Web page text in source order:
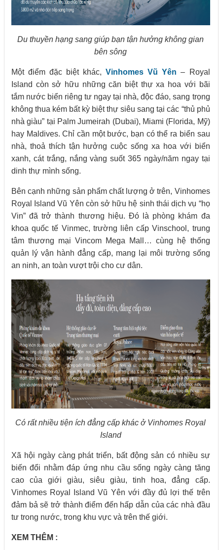
Du thuyền hạng sang giúp bạn tận hưởng không gian
bên sông
Một điểm đặc biệt khác,Vinhomes Vũ Yên – Royal
Island còn sở hữu những căn biệt thự xa hoa với bãi
tắm nước biển riêng tư ngay tại nhà, độc đáo, sang trọng
không thua kém bất kỳ biệt thự siêu sang tại các “thủ phủ
nhà giàu” tại Palm Jumeirah (Dubai), Miami (Florida, Mỹ)
hay Maldives. Chỉ cần một bước, bạn có thể ra biển sau
nhà, thoả thích tận hưởng cuộc sống xa hoa với biển
xanh, cát trắng, nắng vàng suốt 365 ngày/năm ngay tại
dinh thự mình sống.
Bên cạnh những sản phẩm chất lượng ở trên, Vinhomes
Royal Island Vũ Yên còn sở hữu hệ sinh thái dịch vụ “họ
Vin” đã trở thành thương hiệu. Đó là phòng khám đa
khoa quốc tế Vinmec, trường liên cấp Vinschool, trung
tâm thương mại Vincom Mega Mall… cùng hệ thống
quản lý vận hành đẳng cấp, mang lại môi trường sống
an ninh, an toàn vượt trội cho cư dân.
Có rất nhiều tiện ích đẳng cấp khác ở Vinhomes Royal
Island
Xã hội ngày càng phát triển, bất động sản có nhiều sự
biến đổi nhằm đáp ứng nhu cầu sống ngày càng tăng
cao của giới giàu, siêu giàu, tinh hoa, đẳng cấp.
Vinhomes Royal Island Vũ Yên với đầy đủ lợi thế trên
đảm bả sẽ trở thành điểm đến hấp dẫn của các nhà đầu
tư trong nước, trong khu vực và trên thế giới.
XEM THÊM :